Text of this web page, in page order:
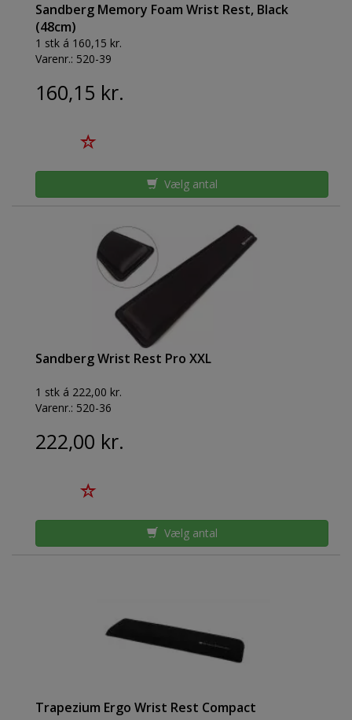
Sandberg Memory Foam Wrist Rest, Black
(48cm)
1 stk á 160,15 kr.
Varenr.: 520-39
160,15 kr.
Vælg antal
Sandberg Wrist Rest Pro XXL
1 stk á 222,00 kr.
Varenr.: 520-36
222,00 kr.
Vælg antal
Trapezium Ergo Wrist Rest Compact